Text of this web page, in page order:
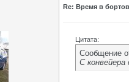
Re: Время в
Цитата:
Сообщение
С